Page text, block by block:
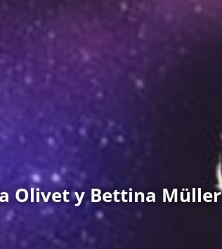
Olivet y Bettina Müller